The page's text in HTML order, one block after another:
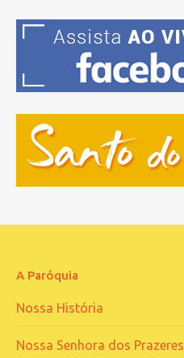
A Paróquia
Nossa História
Nossa Senhora dos Prazeres